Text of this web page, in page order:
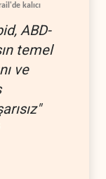
kalıcı
ABD-
temel
ve